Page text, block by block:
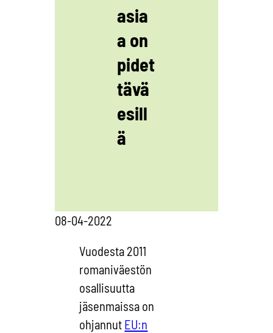
asia
a on
pidet
tävä
esill
ä
08-04-2022
Vuodesta 2011
romaniväestön
osallisuutta
jäsenmaissa on
ohjannut EU:n